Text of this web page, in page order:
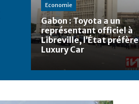
Economie
Gabon : Toyota a un
représentant officiel à
Libreville, l’État préfère
Luxury Car